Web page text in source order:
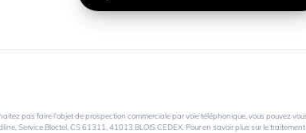
pas faire l'objet de prospection commerciale par voie téléphonique, vous pouvez
Service Bloctel, CS 61311, 41013 BLOIS CEDEX. Pour en savoir plus sur le